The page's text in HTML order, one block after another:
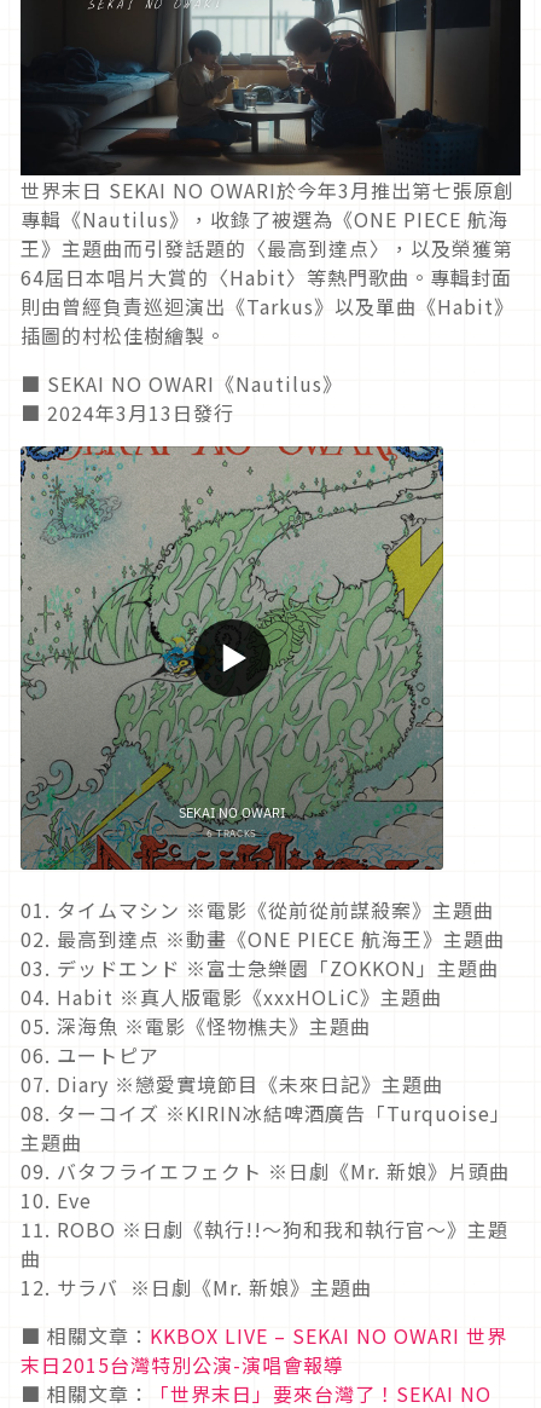
世界末日 SEKAI NO OWARI於今年3月推出第七張原創
專輯《Nautilus》，收錄了被選為《ONE PIECE 航海
王》主題曲而引發話題的〈最高到達点〉，以及榮獲第
64屆日本唱片大賞的〈Habit〉等熱門歌曲。專輯封面
則由曾經負責巡迴演出《Tarkus》以及單曲《Habit》
插圖的村松佳樹繪製。
■ SEKAI NO OWARI《Nautilus》
■ 2024年3月13日發行
01. タイムマシン ※電影《從前從前謀殺案》主題曲
02. 最高到達点 ※動畫《ONE PIECE 航海王》主題曲
03. デッドエンド ※富士急樂園「ZOKKON」主題曲
04. Habit ※真人版電影《xxxHOLiC》主題曲
05. 深海魚 ※電影《怪物樵夫》主題曲
06. ユートピア
07. Diary ※戀愛實境節目《未來日記》主題曲
08. ターコイズ ※KIRIN冰結啤酒廣告「Turquoise」
主題曲
09. バタフライエフェクト ※日劇《Mr. 新娘》片頭曲
10. Eve
11. ROBO ※日劇《執行!!～狗和我和執行官～》主題
曲
12. サラバ ※日劇《Mr. 新娘》主題曲
■ 相關文章： KKBOX LIVE – SEKAI NO OWARI 世界
末日2015台灣特別公演-演唱會報導
■ 相關文章： 「世界末日」要來台灣了！SEKAI NO